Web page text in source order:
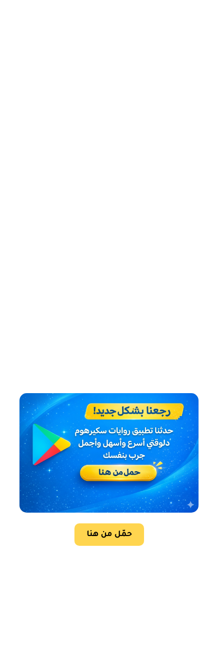
حمّل من هنا